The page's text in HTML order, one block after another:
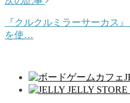
『クルクルミラーサーカス
を使…